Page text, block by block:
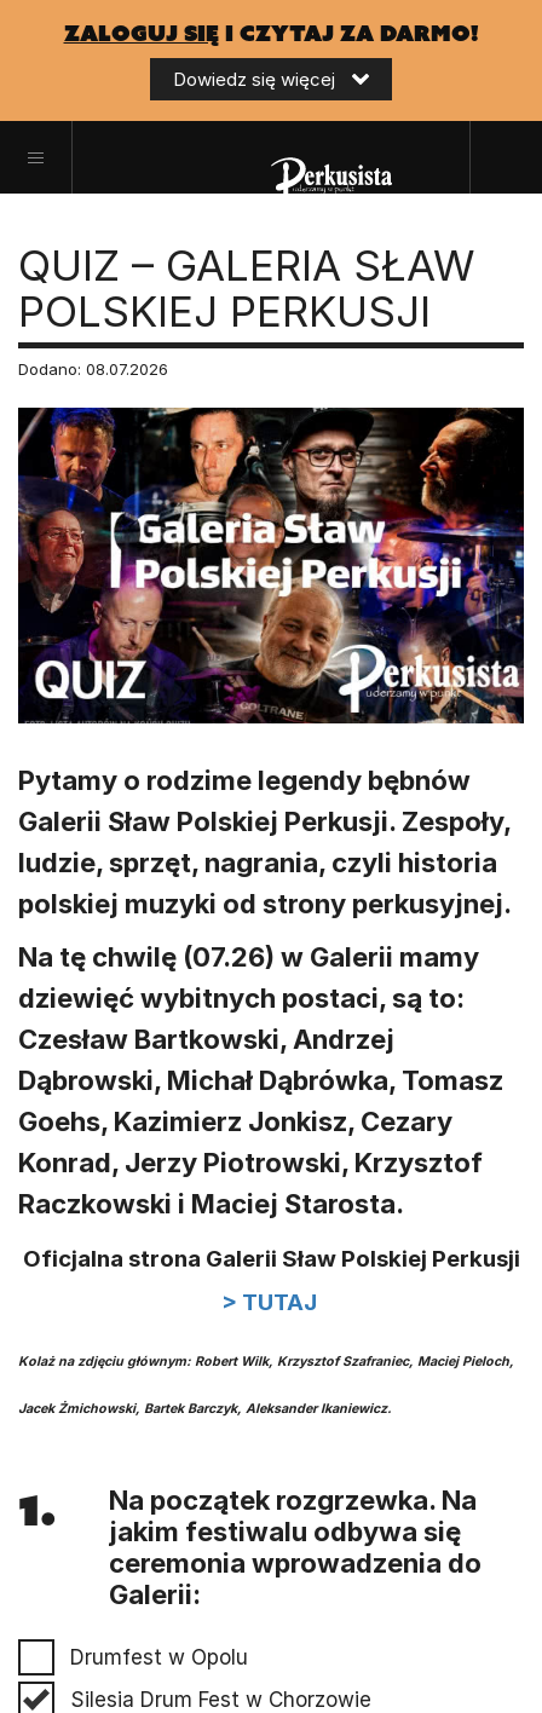
zaloguj sięi czytaj za darmo!
Dowiedz się więcej
QUIZ – GALERIA SŁAW
POLSKIEJ PERKUSJI
Dodano: 08.07.2026
Pytamy o rodzime legendy bębnów
Galerii Sław Polskiej Perkusji. Zespoły,
ludzie, sprzęt, nagrania, czyli historia
polskiej muzyki od strony perkusyjnej.
Na tę chwilę (07.26) w Galerii mamy
dziewięć wybitnych postaci, są to:
Czesław Bartkowski, Andrzej
Dąbrowski, Michał Dąbrówka, Tomasz
Goehs, Kazimierz Jonkisz, Cezary
Konrad, Jerzy Piotrowski, Krzysztof
Raczkowski i Maciej Starosta.
Oficjalna strona Galerii Sław Polskiej Perkusji
> TUTAJ
Kolaż na zdjęciu głównym: Robert Wilk, Krzysztof Szafraniec, Maciej Pieloch,
Jacek Żmichowski, Bartek Barczyk, Aleksander Ikaniewicz.
1.
Na początek rozgrzewka. Na
jakim festiwalu odbywa się
ceremonia wprowadzenia do
Galerii:
Drumfest w Opolu
Silesia Drum Fest w Chorzowie